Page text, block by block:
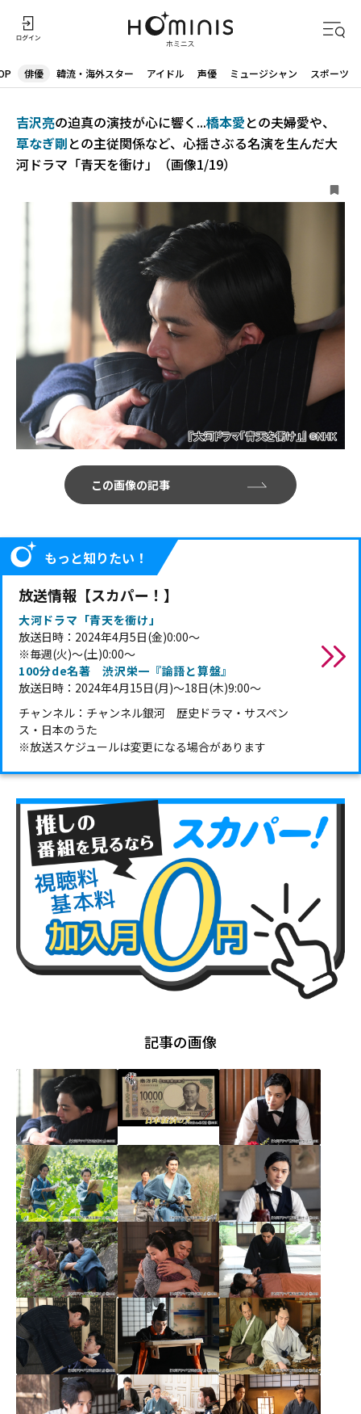
俳優 韓流・海外スター アイドル 声優 ミュージシャン スポーツ
吉沢亮の迫真の演技が心に響く...橋本愛との夫婦愛や、
草なぎ剛との主従関係など、心揺さぶる名演を生んだ大
河ドラマ「青天を衝け」（画像1/19）
この画像の記事
もっと知りたい！
放送情報【スカパー！】
大河ドラマ「青天を衝け」
放送日時：2024年4月5日(金)0:00～
※毎週(火)～(土)0:00～
100分de名著 渋沢栄一『論語と算盤』
放送日時：2024年4月15日(月)～18日(木)9:00～
チャンネル：チャンネル銀河 歴史ドラマ・サスペン
ス・日本のうた
※放送スケジュールは変更になる場合があります
記事の画像